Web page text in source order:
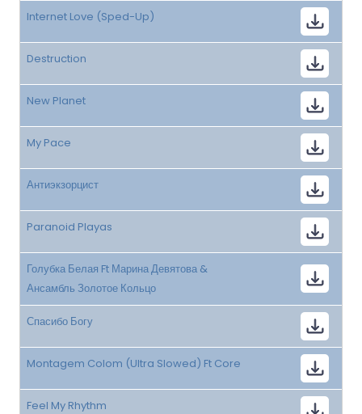
Internet Love (Sped-Up)
Destruction
New Planet
My Pace
Антиэкзорцист
Paranoid Playas
Голубка Белая Ft Марина Девятова &
Ансамбль Золотое Кольцо
Спасибо Богу
Montagem Colom (Ultra Slowed) Ft Core
Feel My Rhythm